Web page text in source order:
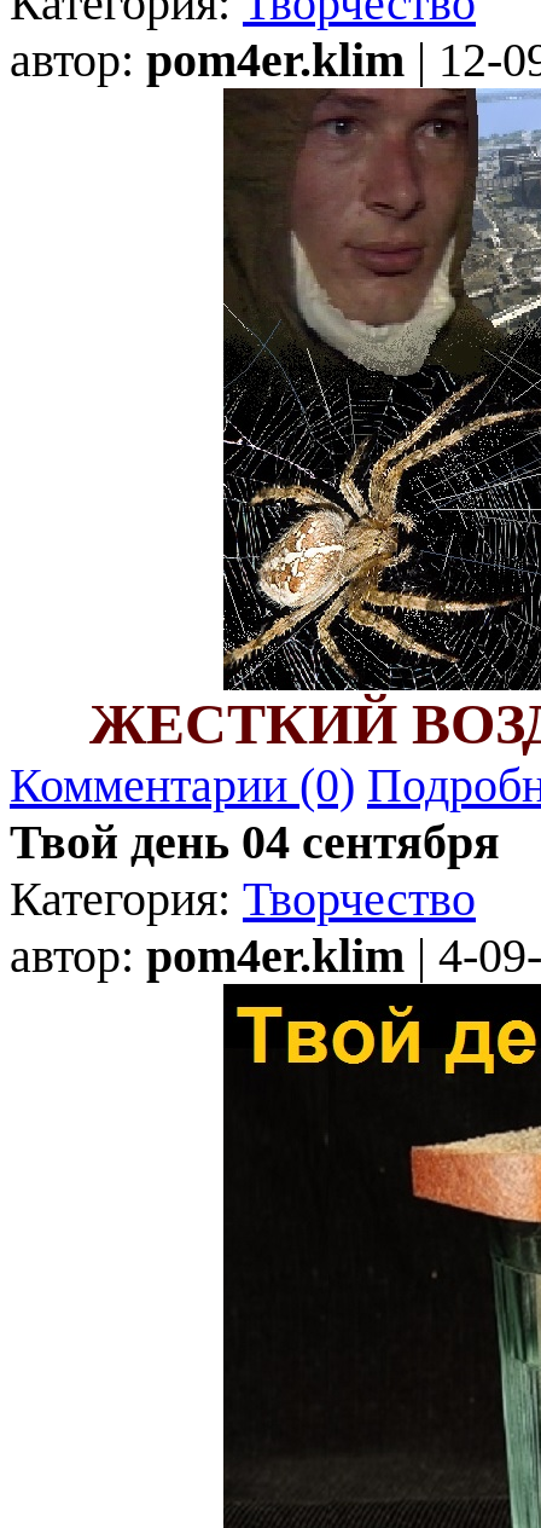
автор: pom4er.klim | 12-
ЖЕСТКИЙ
Комментарии (0)
Твой день 04 сентября
Категория: Творчество
автор: pom4er.klim | 4-